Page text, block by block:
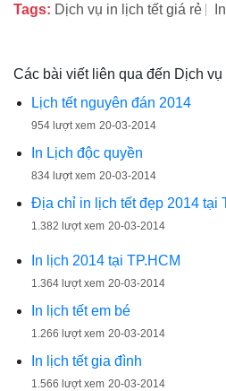
Tags: Dịch vụ in lịch tết giá rẻ
Các bài viết liên qua đến Dịch
Lịch tết nguyên đán 2014
954 lượt xem 20-03-2014
In Lịch độc quyền
834 lượt xem 20-03-2014
Địa chỉ in lịch tết đẹp 2014 tại
1.382 lượt xem 20-03-2014
In lịch 2014 tại TP.HCM
1.364 lượt xem 20-03-2014
In lịch tết em bé
1.266 lượt xem 20-03-2014
In lịch tết gia đình
1.566 lượt xem 20-03-2014